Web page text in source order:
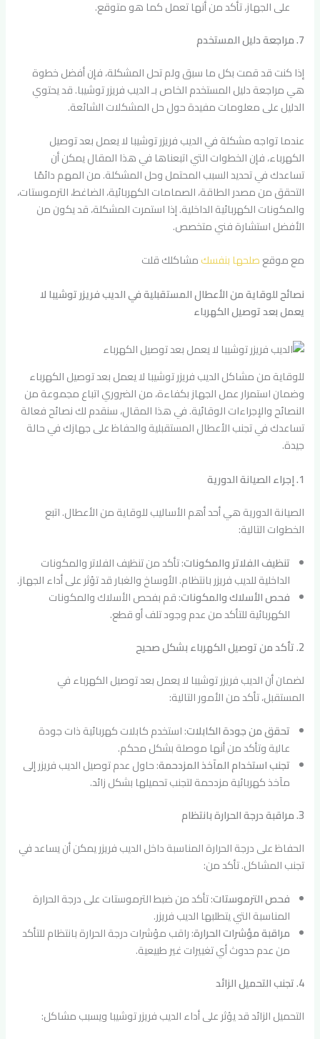
على الجهاز، تأكد من أنها تعمل كما هو متوقع.
7. مراجعة دليل المستخدم
إذا كنت قد قمت بكل ما سبق ولم تحل المشكلة، فإن أفضل خطوة
هي مراجعة دليل المستخدم الخاص بـ الديب فريزر توشيبا. قد يحتوي
الدليل على معلومات مفيدة حول حل المشكلات الشائعة.
عندما تواجه مشكلة في الديب فريزر توشيبا لا يعمل بعد توصيل
الكهرباء، فإن الخطوات التي اتبعناها في هذا المقال يمكن أن
تساعدك في تحديد السبب المحتمل وحل المشكلة. من المهم دائمًا
التحقق من مصدر الطاقة، الصمامات الكهربائية، الضاغط، الترموستات،
والمكونات الكهربائية الداخلية. إذا استمرت المشكلة، قد يكون من
الأفضل استشارة فني متخصص.
مع موقعصلحها بنفسكمشاكلك قلت
نصائح للوقاية من الأعطال المستقبلية في الديب فريزر توشيبا لا
يعمل بعد توصيل الكهرباء
للوقاية من مشاكل الديب فريزر توشيبا لا يعمل بعد توصيل الكهرباء
وضمان استمرار عمل الجهاز بكفاءة، من الضروري اتباع مجموعة من
النصائح والإجراءات الوقائية. في هذا المقال، سنقدم لك نصائح فعالة
تساعدك في تجنب الأعطال المستقبلية والحفاظ على جهازك في حالة
جيدة.
1. إجراء الصيانة الدورية
الصيانة الدورية هي أحد أهم الأساليب للوقاية من الأعطال. اتبع
الخطوات التالية:
تنظيف الفلاتر والمكونات: تأكد من تنظيف الفلاتر والمكونات
الداخلية للديب فريزر بانتظام. الأوساخ والغبار قد تؤثر على أداء الجهاز.
فحص الأسلاك والمكونات: قم بفحص الأسلاك والمكونات
الكهربائية للتأكد من عدم وجود تلف أو قطع.
2. تأكد من توصيل الكهرباء بشكل صحيح
لضمان أن الديب فريزر توشيبا لا يعمل بعد توصيل الكهرباء في
المستقبل، تأكد من الأمور التالية:
تحقق من جودة الكابلات: استخدم كابلات كهربائية ذات جودة
عالية وتأكد من أنها موصلة بشكل محكم.
تجنب استخدام المآخذ المزدحمة: حاول عدم توصيل الديب فريزر إلى
مآخذ كهربائية مزدحمة لتجنب تحميلها بشكل زائد.
3. مراقبة درجة الحرارة بانتظام
الحفاظ على درجة الحرارة المناسبة داخل الديب فريزر يمكن أن يساعد في
تجنب المشاكل. تأكد من:
فحص الترموستات: تأكد من ضبط الترموستات على درجة الحرارة
المناسبة التي يتطلبها الديب فريزر.
مراقبة مؤشرات الحرارة: راقب مؤشرات درجة الحرارة بانتظام للتأكد
من عدم حدوث أي تغييرات غير طبيعية.
4. تجنب التحميل الزائد
التحميل الزائد قد يؤثر على أداء الديب فريزر توشيبا ويسبب مشاكل: